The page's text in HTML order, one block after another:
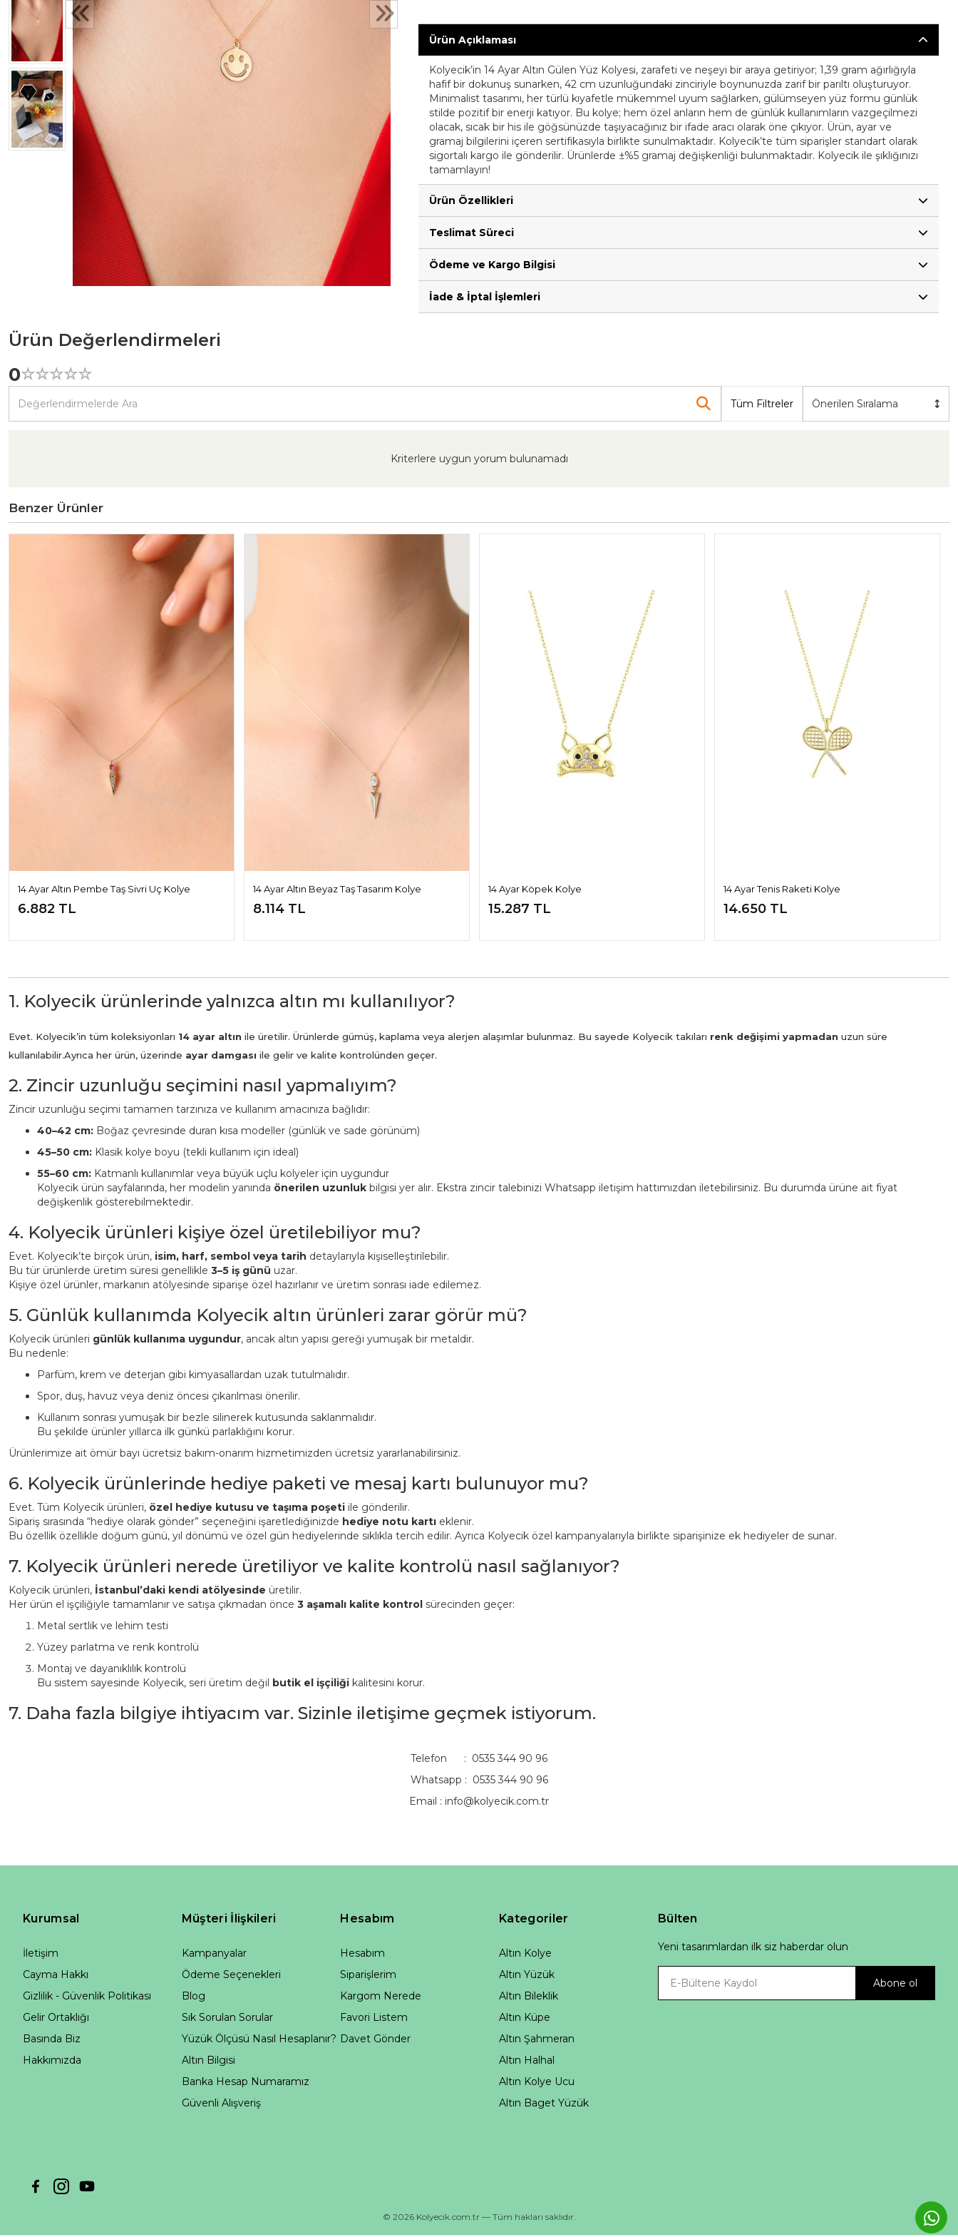
Ürün Açıklaması
Kolyecik’in 14 Ayar Altın Gülen Yüz Kolyesi, zarafeti ve neşeyi bir araya getiriyor; 1,39 gram ağırlığıyla
hafif bir dokunuş sunarken, 42 cm uzunluğundaki zinciriyle boynunuzda zarif bir parıltı oluşturuyor.
Minimalist tasarımı, her türlü kıyafetle mükemmel uyum sağlarken, gülümseyen yüz formu günlük
stilde pozitif bir enerji katıyor. Bu kolye; hem özel anların hem de günlük kullanımların vazgeçilmezi
olacak, sıcak bir his ile göğsünüzde taşıyacağınız bir ifade aracı olarak öne çıkıyor. Ürün, ayar ve
gramaj bilgilerini içeren sertifikasıyla birlikte sunulmaktadır. Kolyecik’te tüm siparişler standart olarak
sigortalı kargo ile gönderilir. Ürünlerde ±%5 gramaj değişkenliği bulunmaktadır. Kolyecik ile şıklığınızı
tamamlayın!
Ürün Özellikleri
Teslimat Süreci
Ödeme ve Kargo Bilgisi
İade & İptal İşlemleri
Ürün Değerlendirmeleri
0☆☆☆☆☆
★★★★★
Tüm Filtreler Önerilen Sıralama
Kriterlere uygun yorum bulunamadı
Benzer Ürünler
14 Ayar Altın Pembe Taş Sivri Uç Kolye
6.882 TL
14 Ayar Altın Beyaz Taş Tasarım Kolye
8.114 TL
14 Ayar Köpek Kolye
15.287 TL
14 Ayar Tenis Raketi Kolye
14.650 TL
1. Kolyecik ürünlerinde yalnızca altın mı kullanılıyor?
Evet. Kolyecik’in tüm koleksiyonları 14 ayar altın ile üretilir. Ürünlerde gümüş, kaplama veya alerjen alaşımlar bulunmaz. Bu sayede Kolyecik takıları renk değişimi yapmadan uzun süre
kullanılabilir.Ayrıca her ürün, üzerinde ayar damgası ile gelir ve kalite kontrolünden geçer.
2. Zincir uzunluğu seçimini nasıl yapmalıyım?
Zincir uzunluğu seçimi tamamen tarzınıza ve kullanım amacınıza bağlıdır:
40–42 cm: Boğaz çevresinde duran kısa modeller (günlük ve sade görünüm)
45–50 cm: Klasik kolye boyu (tekli kullanım için ideal)
55–60 cm: Katmanlı kullanımlar veya büyük uçlu kolyeler için uygundur
Kolyecik ürün sayfalarında, her modelin yanında önerilen uzunluk bilgisi yer alır. Ekstra zincir talebinizi Whatsapp iletişim hattımızdan iletebilirsiniz. Bu durumda ürüne ait fiyat
değişkenlik gösterebilmektedir.
4. Kolyecik ürünleri kişiye özel üretilebiliyor mu?
Evet. Kolyecik’te birçok ürün, isim, harf, sembol veya tarih detaylarıyla kişiselleştirilebilir.
Bu tür ürünlerde üretim süresi genellikle 3–5 iş günü uzar.
Kişiye özel ürünler, markanın atölyesinde siparişe özel hazırlanır ve üretim sonrası iade edilemez.
5. Günlük kullanımda Kolyecik altın ürünleri zarar görür mü?
Kolyecik ürünleri günlük kullanıma uygundur, ancak altın yapısı gereği yumuşak bir metaldir.
Bu nedenle:
Parfüm, krem ve deterjan gibi kimyasallardan uzak tutulmalıdır.
Spor, duş, havuz veya deniz öncesi çıkarılması önerilir.
Kullanım sonrası yumuşak bir bezle silinerek kutusunda saklanmalıdır.
Bu şekilde ürünler yıllarca ilk günkü parlaklığını korur.
Ürünlerimize ait ömür bayı ücretsiz bakım-onarım hizmetimizden ücretsiz yararlanabilirsiniz.
6. Kolyecik ürünlerinde hediye paketi ve mesaj kartı bulunuyor mu?
Evet. Tüm Kolyecik ürünleri, özel hediye kutusu ve taşıma poşeti ile gönderilir.
Sipariş sırasında “hediye olarak gönder” seçeneğini işaretlediğinizde hediye notu kartı eklenir.
Bu özellik özellikle doğum günü, yıl dönümü ve özel gün hediyelerinde sıklıkla tercih edilir. Ayrıca Kolyecik özel kampanyalarıyla birlikte siparişinize ek hediyeler de sunar.
7. Kolyecik ürünleri nerede üretiliyor ve kalite kontrolü nasıl sağlanıyor?
Kolyecik ürünleri, İstanbul’daki kendi atölyesinde üretilir.
Her ürün el işçiliğiyle tamamlanır ve satışa çıkmadan önce 3 aşamalı kalite kontrol sürecinden geçer:
Metal sertlik ve lehim testi
Yüzey parlatma ve renk kontrolü
Montaj ve dayanıklılık kontrolü
Bu sistem sayesinde Kolyecik, seri üretim değil butik el işçiliği kalitesini korur.
7. Daha fazla bilgiye ihtiyacım var. Sizinle iletişime geçmek istiyorum.
Telefon : 0535 344 90 96
Whatsapp : 0535 344 90 96
Email : info@kolyecik.com.tr
Kurumsal
İletişim
Cayma Hakkı
Gizlilik - Güvenlik Politikası
Gelir Ortaklığı
Basında Biz
Hakkımızda
Müşteri İlişkileri
Kampanyalar
Ödeme Seçenekleri
Blog
Sık Sorulan Sorular
Yüzük Ölçüsü Nasıl Hesaplanır?
Altın Bilgisi
Banka Hesap Numaramız
Güvenli Alışveriş
Hesabım
Hesabım
Siparişlerim
Kargom Nerede
Favori Listem
Davet Gönder
Kategoriler
Altın Kolye
Altın Yüzük
Altın Bileklik
Altın Küpe
Altın Şahmeran
Altın Halhal
Altın Kolye Ucu
Altın Baget Yüzük
Bülten
Yeni tasarımlardan ilk siz haberdar olun
Abone ol
© 2026 Kolyecik.com.tr — Tüm hakları saklıdır.